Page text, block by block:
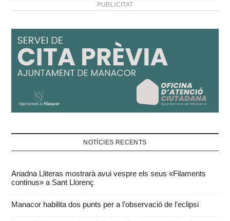
PUBLICITAT
NOTÍCIES RECENTS
Ariadna Lliteras mostrarà avui vespre els seus «Filaments
continus» a Sant Llorenç
Manacor habilita dos punts per a l’observació de l’eclipsi